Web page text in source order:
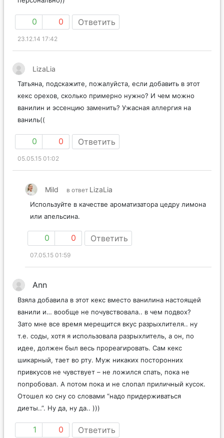
0 0 Ответить
23.12.14 17:42
LizaLia
Татьяна, подскажите, пожалуйста, если добавить в этот
кекс орехов, сколько примерно нужно? И чем можно
ванилин и эссенцию заменить? Ужасная аллергия на
ваниль((
0 0 Ответить
05.05.15 01:02
Mild в ответ LizaLia
Используйте в качестве ароматизатора цедру лимона
или апельсина.
0 0 Ответить
07.05.15 01:59
Ann
Взяла добавила в этот кекс вместо ванилина настоящей
ванили и… вообще не почувствовала.. в чем подвох?
Зато мне все время мерещится вкус разрыхлителя.. ну
т.е. соды, хотя я использовала разрыхлитель, а он, по
идее, должен был весь прореагировать. Сам кекс
шикарный, тает во рту. Муж никаких посторонних
привкусов не чувствует – не ложился спать, пока не
попробовал. А потом пока и не слопал приличный кусок.
Отошел ко сну со словами “надо придерживаться
диеты..”. Ну да, ну да.. )))
1 0 Ответить